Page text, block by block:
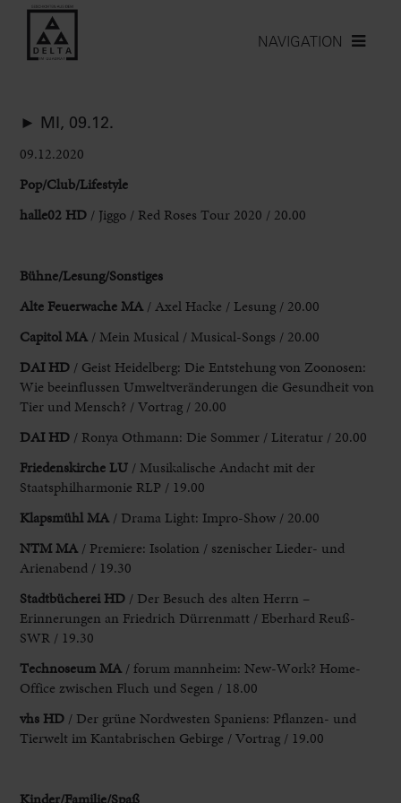
NAVIGATION
► MI, 09.12.
09.12.2020
Pop/Club/Lifestyle
halle02 HD / Jiggo / Red Roses Tour 2020 / 20.00
Bühne/Lesung/Sonstiges
Alte Feuerwache MA / Axel Hacke / Lesung / 20.00
Capitol MA / Mein Musical / Musical-Songs / 20.00
DAI HD / Geist Heidelberg: Die Entstehung von Zoonosen:
Wie beeinflussen Umweltveränderungen die Gesundheit von
Tier und Mensch? / Vortrag / 20.00
DAI HD / Ronya Othmann: Die Sommer / Literatur / 20.00
Friedenskirche LU / Musikalische Andacht mit der
Staatsphilharmonie RLP / 19.00
Klapsmühl MA / Drama Light: Impro-Show / 20.00
NTM MA / Premiere: Isolation / szenischer Lieder- und
Arienabend / 19.30
Stadtbücherei HD / Der Besuch des alten Herrn –
Erinnerungen an Friedrich Dürrenmatt / Eberhard Reuß-
SWR / 19.30
Technoseum MA / forum mannheim: New-Work? Home-
Office zwischen Fluch und Segen / 18.00
vhs HD / Der grüne Nordwesten Spaniens: Pflanzen- und
Tierwelt im Kantabrischen Gebirge / Vortrag / 19.00